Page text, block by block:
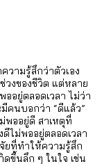
วงของชีวิต แต่หลาย
อยู่ตลอดเวลา ไม่ว่า
คนบอกว่า “ดีแล้ว”
พออยู่ดี สาเหตุที่
ไม่พออยู่ตลอดเวลา
ยที่ทำให้ความรู้สึก
ขึ้นลึก ๆ ในใจ เช่น